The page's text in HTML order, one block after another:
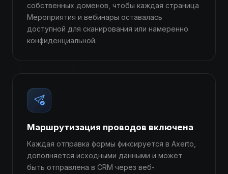
собственных доменов, чтобы каждая страница
Мероприятия и вебинары оставалась
доступной для сканирования или намеренно
конфиденциальной.
Маршрутизация проводов включена
Каждая отправка формы фиксируется в Axerto,
дополняется исходными данными и может
быть отправлена ​​в CRM через веб-